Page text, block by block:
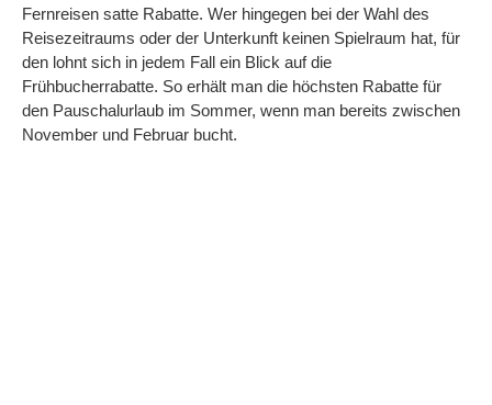
Fernreisen satte Rabatte. Wer hingegen bei der Wahl des
Reisezeitraums oder der Unterkunft keinen Spielraum hat, für
den lohnt sich in jedem Fall ein Blick auf die
Frühbucherrabatte. So erhält man die höchsten Rabatte für
den Pauschalurlaub im Sommer, wenn man bereits zwischen
November und Februar bucht.